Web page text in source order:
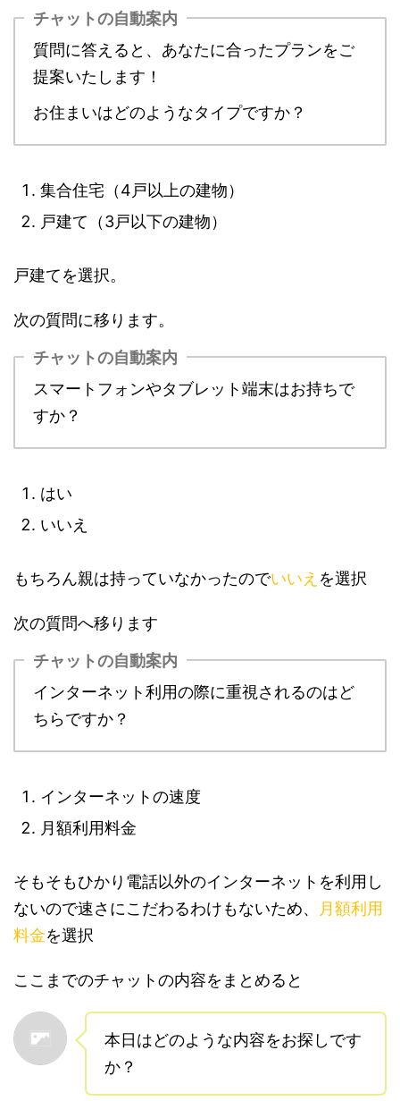
チャットの自動案内
質問に答えると、あなたに合ったプランをご
提案いたします！
お住まいはどのようなタイプですか？
集合住宅（4戸以上の建物）
戸建て（3戸以下の建物）
戸建てを選択。
次の質問に移ります。
チャットの自動案内
スマートフォンやタブレット端末はお持ちで
すか？
はい
いいえ
もちろん親は持っていなかったのでいいえ を選択
次の質問へ移ります
チャットの自動案内
インターネット利用の際に重視されるのはど
ちらですか？
インターネットの速度
月額利用料金
そもそもひかり電話以外のインターネットを利用し
ないので速さにこだわるわけもないため、
月額利用
料金を選択
ここまでのチャットの内容をまとめると
本日はどのような内容をお探しです
か？